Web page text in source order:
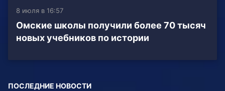
8 июля в 16:57
Омские школы получили более 70 тысяч
новых учебников по истории
ПОСЛЕДНИЕ НОВОСТИ